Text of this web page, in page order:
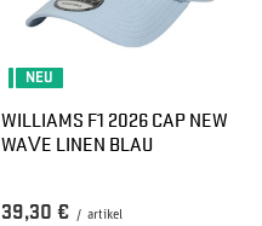
NEU
WILLIAMS F1 2026 CAP NEW
WAVE LINEN BLAU
39,30 € / artikel